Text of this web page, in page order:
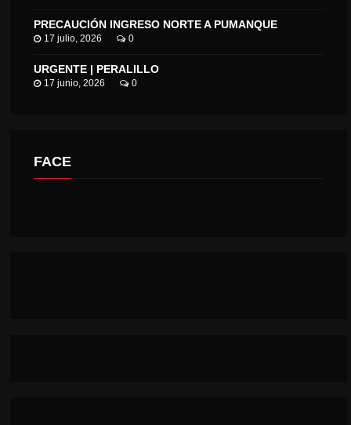
PRECAUCIÓN INGRESO NORTE A PUMANQUE
17 julio, 2026 0
URGENTE | PERALILLO
17 junio, 2026 0
FACE